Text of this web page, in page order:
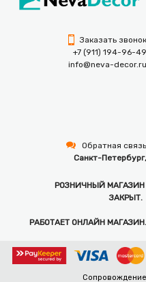
Заказать звонок
+7 (911) 194-96-49
info@neva-decor.ru
Обратная связь
Санкт-Петербург,
РОЗНИЧНЫЙ МАГАЗИН
ЗАКРЫТ.
РАБОТАЕТ ОНЛАЙН МАГАЗИН.
Сопровождение